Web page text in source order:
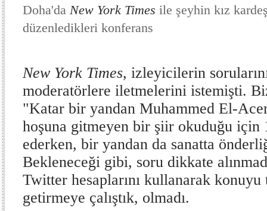
Doha'da New York Times ile şeyhin kız
düzenledikleri konferans
New York Times, izleyicilerin
moderatörlere iletmelerini istemişti.
"Katar bir yandan Muhammed El-
hoşuna gitmeyen bir şiir okuduğu için
ederken, bir yandan da sanatta
Bekleneceği gibi, soru dikkate
Twitter hesaplarını kullanarak
getirmeye çalıştık, olmadı.